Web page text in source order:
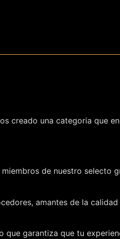
creado una categoria que
de nuestro selecto
amantes de la
que garantiza que tu